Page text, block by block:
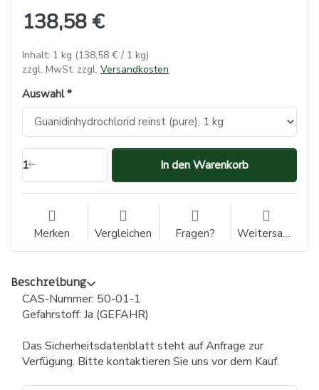
138,58 €
Inhalt: 1 kg (138,58 € / 1 kg)
zzgl. MwSt. zzgl. Versandkosten
Auswahl
1 In den Warenkorb
Merken Vergleichen Fragen? Weitersagen
Beschreibung
CAS-Nummer: 50-01-1
Gefahrstoff: Ja (GEFAHR)
Das Sicherheitsdatenblatt steht auf Anfrage zur
Verfügung. Bitte kontaktieren Sie uns vor dem Kauf.